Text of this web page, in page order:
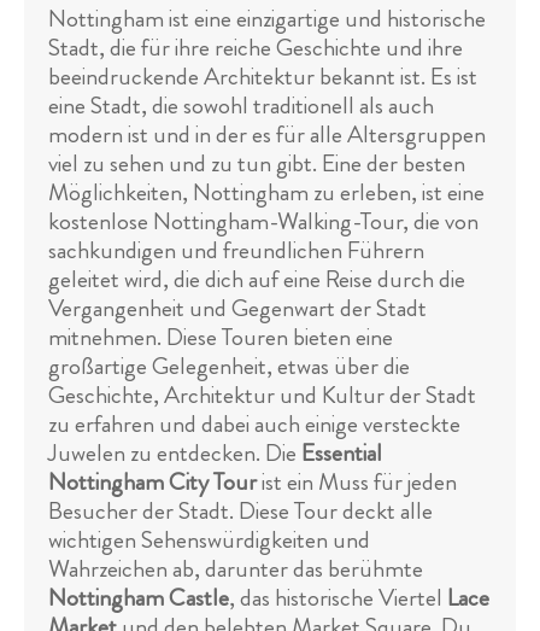
Nottingham ist eine einzigartige und historische
Stadt, die für ihre reiche Geschichte und ihre
beeindruckende Architektur bekannt ist. Es ist
eine Stadt, die sowohl traditionell als auch
modern ist und in der es für alle Altersgruppen
viel zu sehen und zu tun gibt. Eine der besten
Möglichkeiten, Nottingham zu erleben, ist eine
kostenlose Nottingham-Walking-Tour, die von
sachkundigen und freundlichen Führern
geleitet wird, die dich auf eine Reise durch die
Vergangenheit und Gegenwart der Stadt
mitnehmen. Diese Touren bieten eine
großartige Gelegenheit, etwas über die
Geschichte, Architektur und Kultur der Stadt
zu erfahren und dabei auch einige versteckte
Juwelen zu entdecken. Die Essential
Nottingham City Tourist ein Muss für jeden
Besucher der Stadt. Diese Tour deckt alle
wichtigen Sehenswürdigkeiten und
Wahrzeichen ab, darunter das berühmte
Nottingham Castle, das historische Viertel Lace